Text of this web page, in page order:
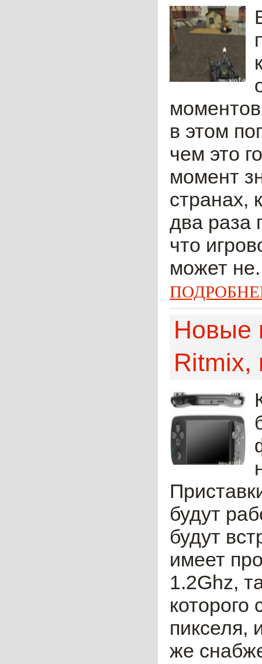
в этом
чем это
момент
странах,
два раза
что
может
Новые
Ritmix,
будут
будут
имеет
1.2Ghz,
пикселя,
же